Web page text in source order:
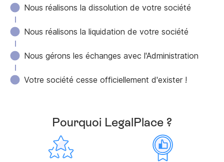
Nous réalisons la dissolution de votre société
Nous réalisons la liquidation de votre société
Nous gérons les échanges avec l'Administration
Votre société cesse officiellement d'exister !
Pourquoi LegalPlace ?